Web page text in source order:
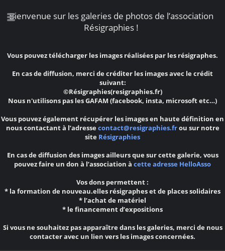
Bienvenue sur les galeries de photos de l’association
Résigraphies !
Vous pouvez télécharger les images réalisées par les résigraphes.
En cas de diffusion, merci de créditer les images avec le crédit
suivant:
©Résigraphies(resigraphies.fr)
Nous n'utilisons pas les GAFAM (facebook, insta, microsoft etc…)
Vous pouvez également récupérer les images en haute définition en
nous contactant à l’adresse contact@resigraphies.frou sur notre
site Résigraphies
En cas de diffusion des images ailleurs que sur cette galerie, vous
pouvez faire un don à l’association à cette adresse HelloAsso
Vos dons permettent :
* la formation de nouveau.elles résigraphes et de places solidaires
* l’achat de matériel
* le financement d’expositions
Si vous ne souhaitez pas apparaître dans les galeries, merci de nous
contacter avec un lien vers les images concernées.